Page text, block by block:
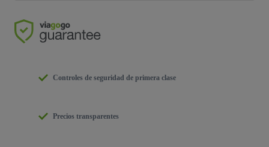
Controles de seguridad de primera clase
Precios transparentes